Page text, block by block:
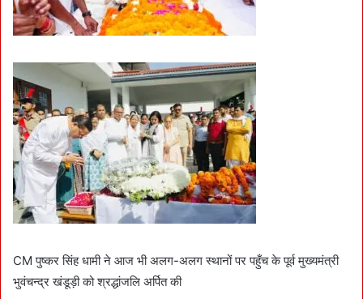
CM पुष्कर सिंह धामी ने आज भी अलग-अलग स्थानों पर पहुँच के पूर्व मुख्यमंत्री
भुवंचन्द्र खंडूड़ी को श्रद्धांजलि अर्पित की